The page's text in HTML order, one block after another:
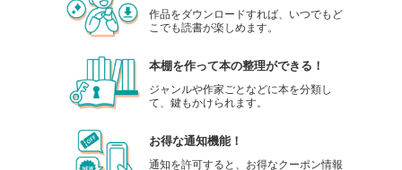
作品をダウンロードすれば、いつでもど
こでも読書が楽しめます。
本棚を作って本の整理ができる！
ジャンルや作家ごとなどに本を分類し
て、鍵もかけられます。
お得な通知機能！
通知を許可すると、お得なクーポン情報